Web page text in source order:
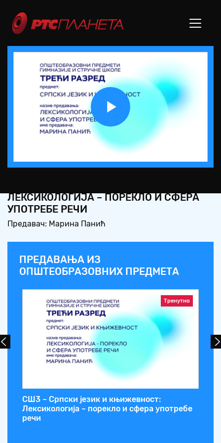
Play
Video
ЛЕКСИКОЛОГИЈА – ПОРЕКЛО И СФЕРА
УПОТРЕБЕ РЕЧИ
Предавач: Марина Панић
ПРЕДАВАЊА ИЗ
ОПШТЕОБРАЗОВНИХ ПРЕДМЕТА
Тренутно
СШ3 – Српски језик и књижевност:
Лексикологија – порекло и сфера употребе
речи